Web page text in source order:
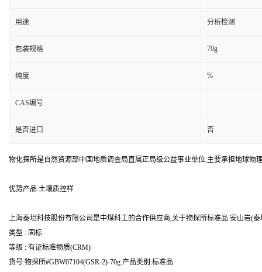
用途 分析检测
包装规格 70g
纯度 %
CAS编号
是否进口 否
物化探所是自然资源部中国地质调查局直属正局级公益事业单位,主要承担地球
优势产品:土壤质控样
上海泰坦科技股份有限公司是中煤科工的合作供应商,关于物探所标准品 安山岩(
类型 : 固标
等级 : 有证标准物质(CRM)
货号:物探所#GBW07104(GSR-2)-70g 产品类别:标准品